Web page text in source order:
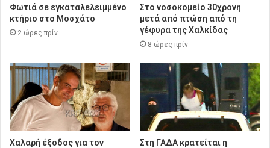
Φωτιά σε εγκαταλελειμμένο
κτήριο στο Μοσχάτο
2 ώρες πρίν
Στο νοσοκομείο 30χρονη
μετά από πτώση από τη
γέφυρα της Χαλκίδας
8 ώρες πρίν
Χαλαρή έξοδος για τον
Στη ΓΑΔΑ κρατείται η